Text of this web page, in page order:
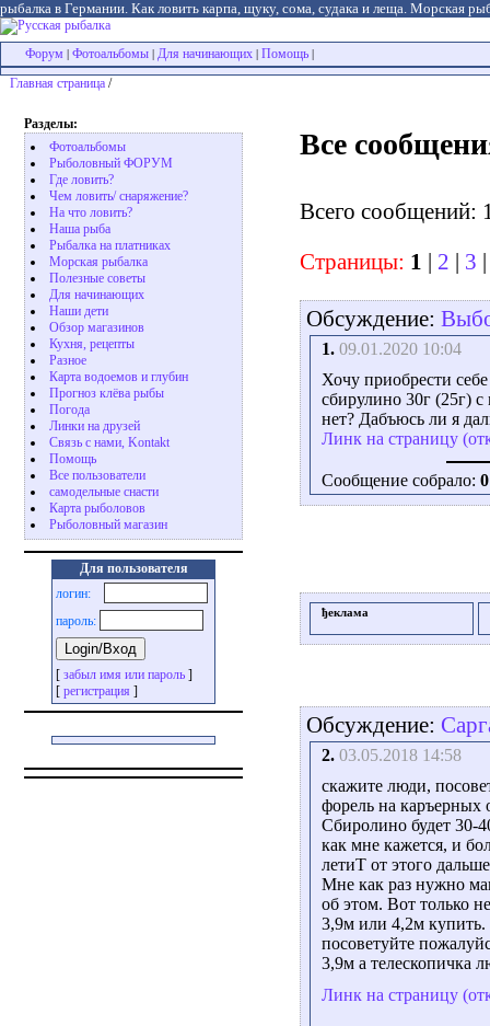
рыбалка в Германии. Как ловить карпа, щуку, сома, судака и леща. Морская
Форум Фотоальбомы Для начинающих Помощь
Главная страница /
Разделы:
Фотоальбомы
Рыболовный ФОРУМ
Где ловить?
Чем ловить/ снаряжение?
На что ловить?
Наша рыба
Рыбалка на платниках
Морская рыбалка
Полезные советы
Для начинающих
Наши дети
Обзор магазинов
Кухня, рецепты
Разное
Карта водоемов и глубин
Прогноз клёва рыбы
Погода
Линки на друзей
Связь с нами, Kontakt
Помощь
Все пользователи
самодельные снасти
Карта рыболовов
Рыболовный магазин
Для пользователя
логин:
пароль:
[ забыл имя или пароль ]
[ регистрация ]
Все
Всего сообщений:
Страницы: 1 2 3
Обсуждение:
1. 09.01.2020 10:04
Хочу приобрести
сбирулино 30г (25г)
нет? Дабъюсь ли я
Линк на страницу
Сообщение собрало: 0
ђеклама
Обсуждение:
2. 03.05.2018 14:58
скажите люди,
форель на каръерных
Сбиролино будет 30-
как мне кажется, и
летиТ от этого
Мне как раз нужно
об этом. Вот только
3,9м или 4,2м купить.
посоветуйте
3,9м а телескопичка
Линк на страницу